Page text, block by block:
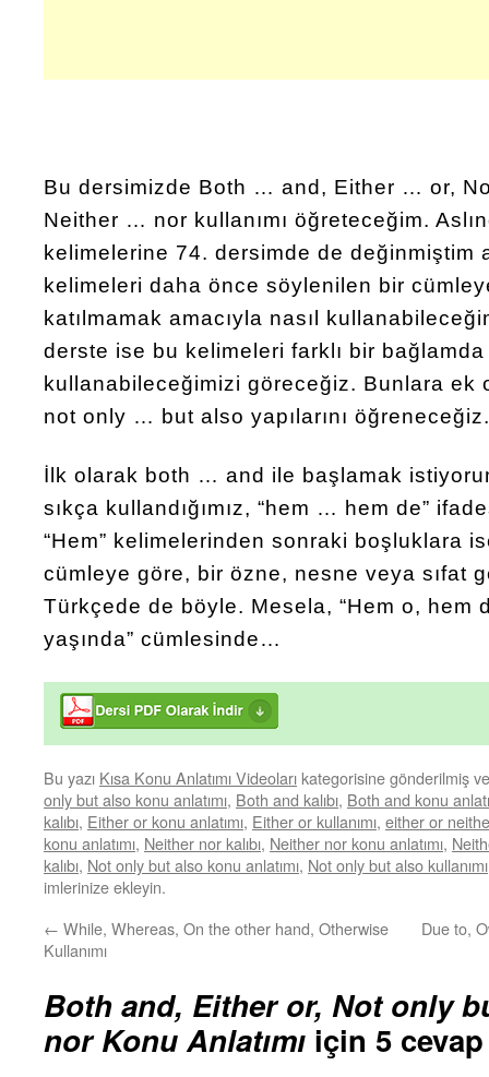
Bu dersimizde Both … and, Either … or,
Neither … nor kullanımı öğreteceğim.
kelimelerine 74. dersimde de değinmiştim
kelimeleri daha önce söylenilen bir
katılmamak amacıyla nasıl
derste ise bu kelimeleri farklı bir bağlamda
kullanabileceğimizi göreceğiz. Bunlara
not only … but also yapılarını öğreneceğiz.
İlk olarak both … and ile başlamak
sıkça kullandığımız, “hem … hem de”
“Hem” kelimelerinden sonraki boşluklara
cümleye göre, bir özne, nesne veya sıfat
Türkçede de böyle. Mesela, “Hem o, hem
yaşında” cümlesinde…
Bu yazı Kısa Konu Anlatımı Videoları kategorisine gönderilmiş
only but also konu anlatımı, Both and kalıbı, Both and konu
kalıbı, Either or konu anlatımı, Either or kullanımı, either or
konu anlatımı, Neither nor kalıbı, Neither nor konu anlatımı,
kalıbı, Not only but also konu anlatımı, Not only but also kullanımı
imlerinize ekleyin.
← While, Whereas, On the other hand, Otherwise
Kullanımı
Due to,
Both and, Either or, Not only
nor Konu Anlatımı için 5 cevap